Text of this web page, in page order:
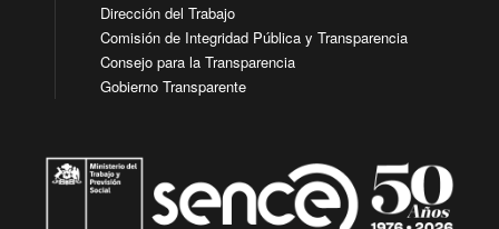
Dirección del Trabajo
Comisión de Integridad Pública y Transparencia
Consejo para la Transparencia
Gobierno Transparente